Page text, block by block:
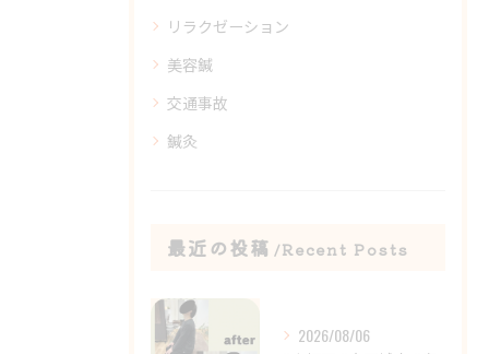
リラクゼーション
美容鍼
交通事故
鍼灸
最近の投稿 Recent Posts
2026/08/06